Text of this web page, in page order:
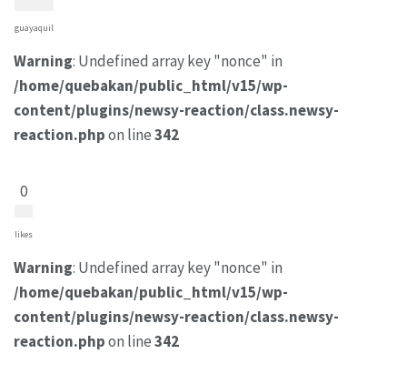
guayaquil
Warning: Undefined array key "nonce" in
/home/quebakan/public_html/v15/wp-
content/plugins/newsy-reaction/class.newsy-
reaction.phpon line342
0
likes
Warning: Undefined array key "nonce" in
/home/quebakan/public_html/v15/wp-
content/plugins/newsy-reaction/class.newsy-
reaction.phpon line342